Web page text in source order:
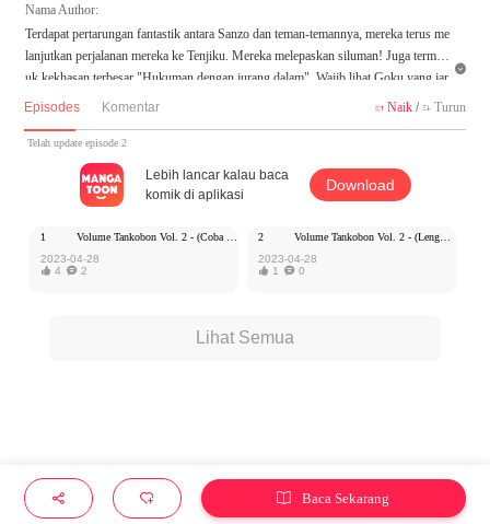
Nama Author:
Terdapat pertarungan fantastik antara Sanzo dan teman-temannya, mereka terus me
lanjutkan perjalanan mereka ke Tenjiku. Mereka melepaskan siluman! Juga termas
uk kekhasan terbesar "Hukuman dengan jurang dalam". Wajib lihat Goku yang jar
ang serius saat Sanzo menemui bahaya besar!

Episodes Komentar  Naik/  Turun
Telah update episode 2
Lebih lancar kalau baca
komik di aplikasi
Download
1
2023-04-28
 4 2
2
2023-04-28
 1 0
Lihat Semua
   Baca Sekarang